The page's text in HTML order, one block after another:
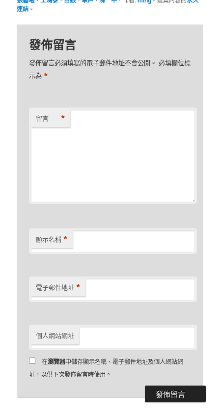
連結。
發佈留言
發佈留言必須填寫的電子郵件地址不會公開。 必填欄位標
示為 *
留言 *
顯示名稱 *
電子郵件地址 *
個人網站網址
在瀏覽器中儲存顯示名稱、電子郵件地址及個人網站網
址，以供下次發佈留言時使用。